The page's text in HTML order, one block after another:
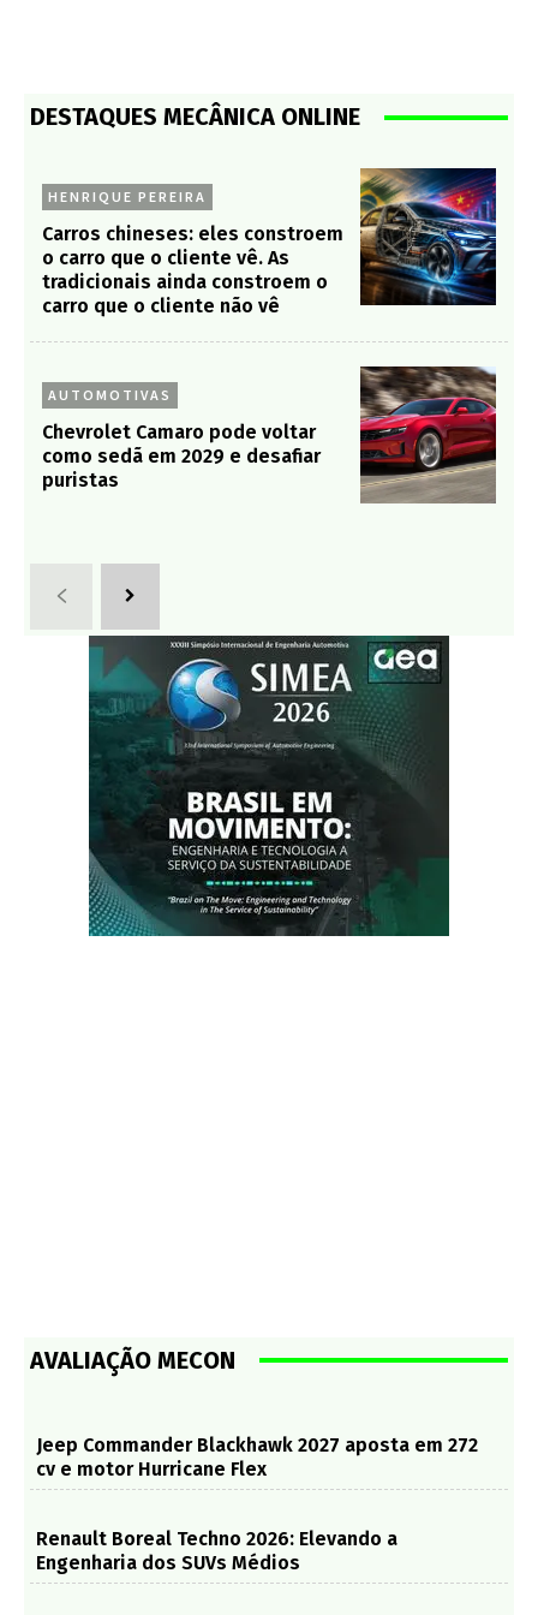
DESTAQUES MECÂNICA ONLINE
HENRIQUE PEREIRA
Carros chineses: eles constroem
o carro que o cliente vê. As
tradicionais ainda constroem o
carro que o cliente não vê
AUTOMOTIVAS
Chevrolet Camaro pode voltar
como sedã em 2029 e desafiar
puristas
AVALIAÇÃO MECON
Jeep Commander Blackhawk 2027 aposta em 272
cv e motor Hurricane Flex
Renault Boreal Techno 2026: Elevando a
Engenharia dos SUVs Médios